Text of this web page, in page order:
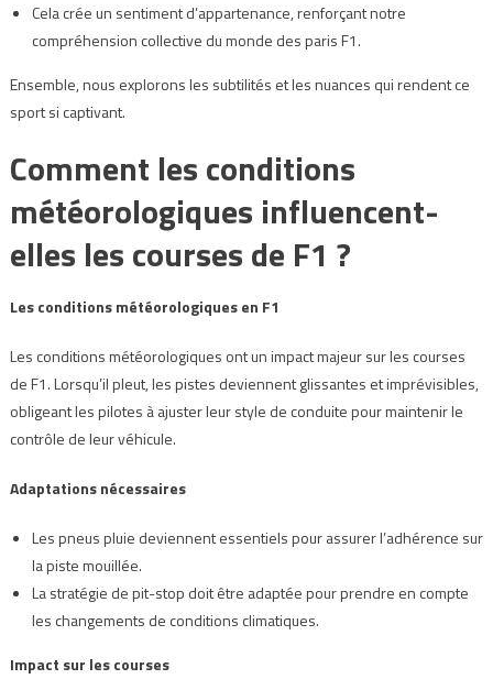
Cela crée un sentiment d’appartenance, renforçant notre
compréhension collective du monde des paris F1.
Ensemble, nous explorons les subtilités et les nuances qui rendent ce
sport si captivant.
Comment les conditions
météorologiques influencent-
elles les courses de F1 ?
Les conditions météorologiques en F1
Les conditions météorologiques ont un impact majeur sur les courses
de F1. Lorsqu’il pleut, les pistes deviennent glissantes et imprévisibles,
obligeant les pilotes à ajuster leur style de conduite pour maintenir le
contrôle de leur véhicule.
Adaptations nécessaires
Les pneus pluie deviennent essentiels pour assurer l’adhérence sur
la piste mouillée.
La stratégie de pit-stop doit être adaptée pour prendre en compte
les changements de conditions climatiques.
Impact sur les courses